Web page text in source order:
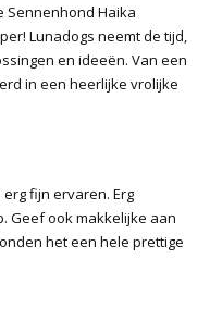
Sennenhond Haika
Lunadogs neemt de tijd,
en ideeën. Van een
in een heerlijke vrolijke
fijn ervaren. Erg
Geef ook makkelijke aan
het een hele prettige